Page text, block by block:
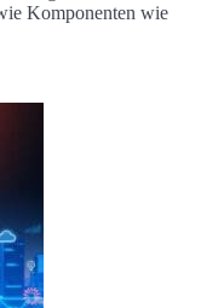
Komponenten wie